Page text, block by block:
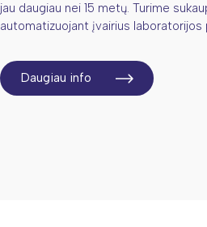
jau daugiau nei 15 metų. Turime
automatizuojant įvairius laboratorijos
Daugiau info